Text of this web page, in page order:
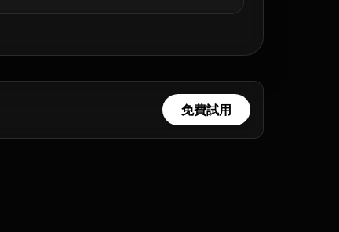
免費試用